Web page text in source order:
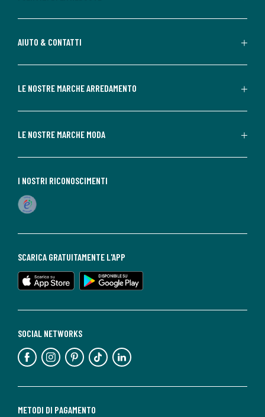
AIUTO & CONTATTI
LE NOSTRE MARCHE ARREDAMENTO
LE NOSTRE MARCHE MODA
METODI DI PAGAMENTO
SOCIAL NETWORKS
SCARICA GRATUITAMENTE L'APP
I NOSTRI RICONOSCIMENTI